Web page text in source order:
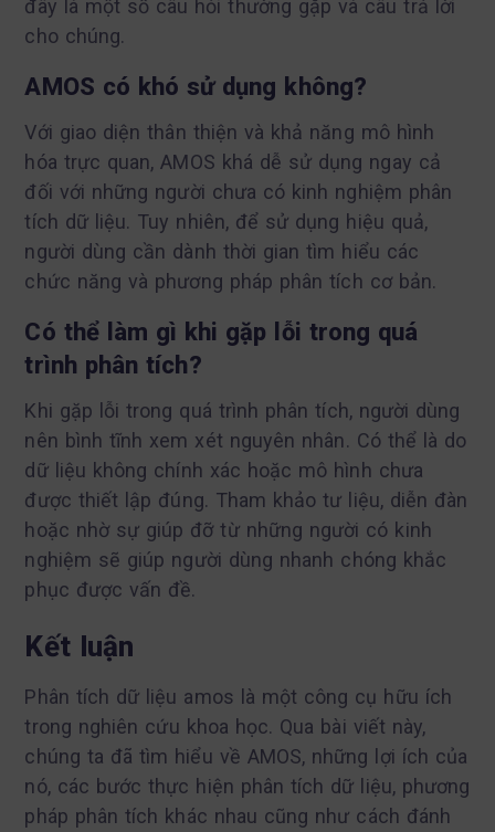
đây là một số câu hỏi thường gặp và câu trả lời
cho chúng.
AMOS có khó sử dụng không?
Với giao diện thân thiện và khả năng mô hình
hóa trực quan, AMOS khá dễ sử dụng ngay cả
đối với những người chưa có kinh nghiệm phân
tích dữ liệu. Tuy nhiên, để sử dụng hiệu quả,
người dùng cần dành thời gian tìm hiểu các
chức năng và phương pháp phân tích cơ bản.
Có thể làm gì khi gặp lỗi trong quá
trình phân tích?
Khi gặp lỗi trong quá trình phân tích, người dùng
nên bình tĩnh xem xét nguyên nhân. Có thể là do
dữ liệu không chính xác hoặc mô hình chưa
được thiết lập đúng. Tham khảo tư liệu, diễn đàn
hoặc nhờ sự giúp đỡ từ những người có kinh
nghiệm sẽ giúp người dùng nhanh chóng khắc
phục được vấn đề.
Kết luận
Phân tích dữ liệu amos là một công cụ hữu ích
trong nghiên cứu khoa học. Qua bài viết này,
chúng ta đã tìm hiểu về AMOS, những lợi ích của
nó, các bước thực hiện phân tích dữ liệu, phương
pháp phân tích khác nhau cũng như cách đánh